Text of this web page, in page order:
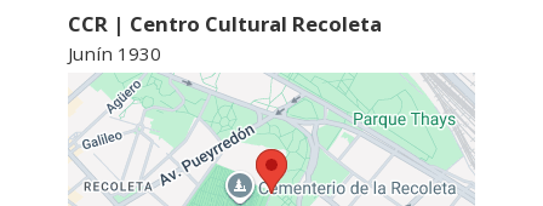
CCR | Centro Cultural Recoleta
Junín 1930